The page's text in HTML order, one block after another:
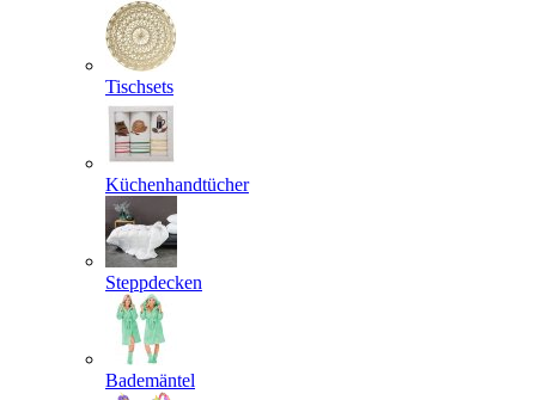
Tischsets
Küchenhandtücher
Steppdecken
Bademäntel